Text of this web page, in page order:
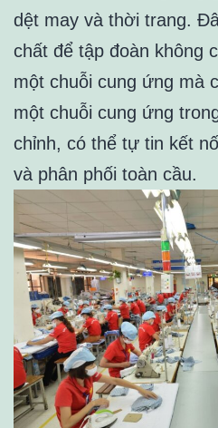
dệt may và thời trang.
chất để tập đoàn không
một chuỗi cung ứng mà
một chuỗi cung ứng
chỉnh, có thể tự tin kết
và phân phối toàn cầu.